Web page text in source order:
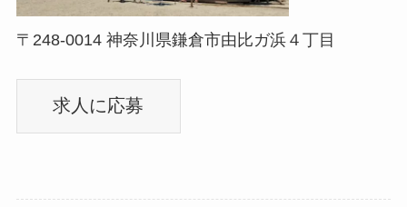
〒248-0014 神奈川県鎌倉市由比ガ浜４丁目